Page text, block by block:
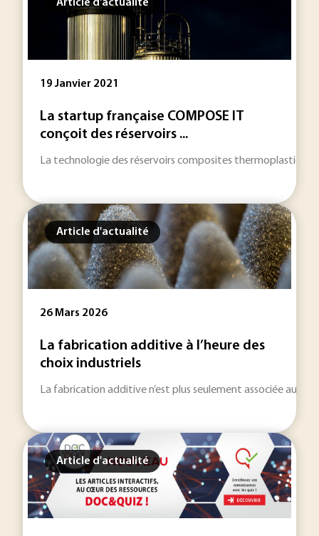
Article d'actualité
19 Janvier 2021
La startup française COMPOSE IT
conçoit des réservoirs ...
La technologie des réservoirs composites thermoplastiques
Article d'actualité
26 Mars 2026
La fabrication additive à l’heure des
choix industriels
La fabrication additive n’est plus seulement associée au
Article d'actualité